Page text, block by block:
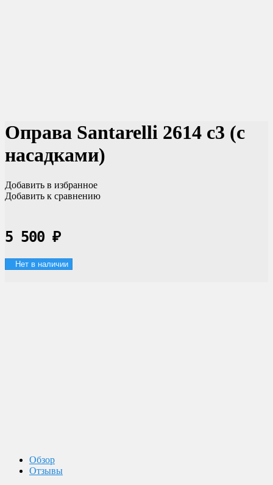
Оправа Santarelli 2614 c3 (с
насадками)
Добавить в избранное
Добавить к сравнению
5 500 ₽
Нет в наличии
Обзор
Отзывы